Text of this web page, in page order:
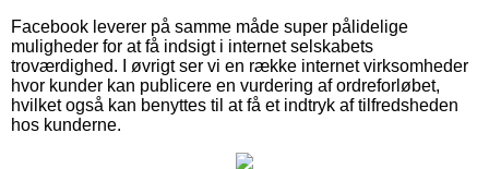
Facebook leverer på samme måde super pålidelige
muligheder for at få indsigt i internet selskabets
troværdighed. I øvrigt ser vi en række internet virksomheder
hvor kunder kan publicere en vurdering af ordreforløbet,
hvilket også kan benyttes til at få et indtryk af tilfredsheden
hos kunderne.